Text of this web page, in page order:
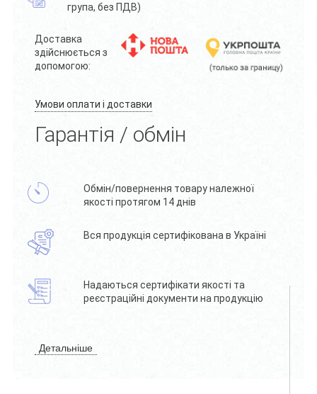
група, без ПДВ)
Доставка
здійснюється з
допомогою:
Умови оплати і доставки
Гарантія / обмін
Обмін/повернення товару належної
якості протягом 14 днів
Вся продукція сертифікована в Україні
Надаються сертифікати якості та
реєстраційні документи на продукцію
Детальніше